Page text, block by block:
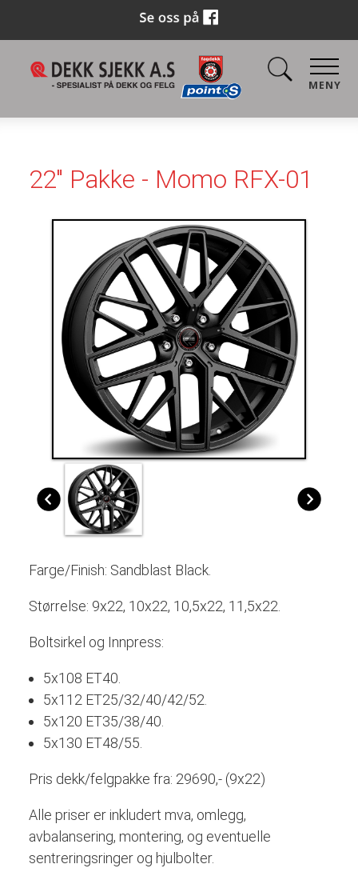
MENY
22" Pakke - Momo RFX-01
Farge/Finish: Sandblast Black.
Størrelse: 9x22, 10x22, 10,5x22, 11,5x22.
Boltsirkel og Innpress:
5x108 ET40.
5x112 ET25/32/40/42/52.
5x120 ET35/38/40.
5x130 ET48/55.
Pris dekk/felgpakke fra: 29690,-(9x22)
Alle priser er inkludert mva, omlegg,
avbalansering, montering, og eventuelle
sentreringsringer og hjulbolter.